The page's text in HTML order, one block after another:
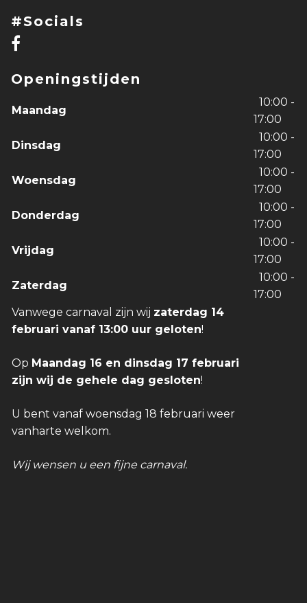
#Socials
Openingstijden
Maandag
10:00 -
17:00
Dinsdag
10:00 -
17:00
Woensdag
10:00 -
17:00
Donderdag
10:00 -
17:00
Vrijdag
10:00 -
17:00
Zaterdag
10:00 -
17:00
Vanwege carnaval zijn wij zaterdag 14
februari vanaf 13:00 uur geloten!
Op Maandag 16 en dinsdag 17 februari
zijn wij de gehele dag gesloten!
U bent vanaf woensdag 18 februari weer
vanharte welkom.
Wij wensen u een fijne carnaval.